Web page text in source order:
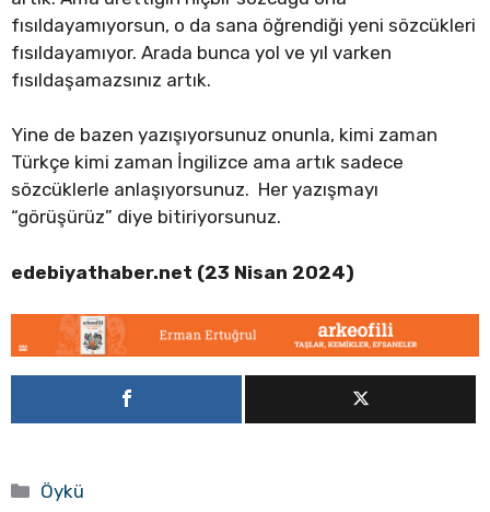
fısıldayamıyorsun, o da sana öğrendiği yeni sözcükleri
fısıldayamıyor. Arada bunca yol ve yıl varken
fısıldaşamazsınız artık.
Yine de bazen yazışıyorsunuz onunla, kimi zaman
Türkçe kimi zaman İngilizce ama artık sadece
sözcüklerle anlaşıyorsunuz. Her yazışmayı
“görüşürüz” diye bitiriyorsunuz.
edebiyathaber.net (23 Nisan 2024)
Kategoriler
Öykü